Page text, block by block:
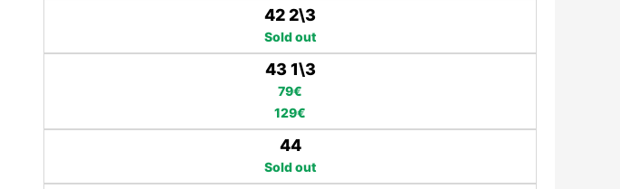
42 2\3
Sold out
43 1\3
79€
129€
44
Sold out